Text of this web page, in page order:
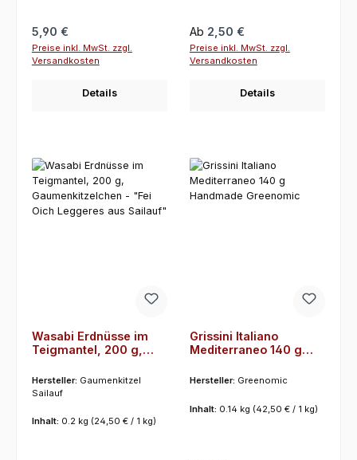
Regulärer Preis:
5,90 €
Preise inkl. MwSt. zzgl.
Versandkosten
Details
Regulärer Preis:
Ab 2,50 €
Preise inkl. MwSt. zzgl.
Versandkosten
Details
Wasabi Erdnüsse im
Teigmantel, 200 g,
"Fei Oich Leggeres aus
Sailauf"
Hersteller: Gaumenkitzel
Sailauf
Inhalt: 0.2 kg (24,50 € / 1 kg)
Grissini Italiano
Mediterraneo 140 g
Hersteller: Greenomic
Inhalt: 0.14 kg (42,50 € / 1 kg)